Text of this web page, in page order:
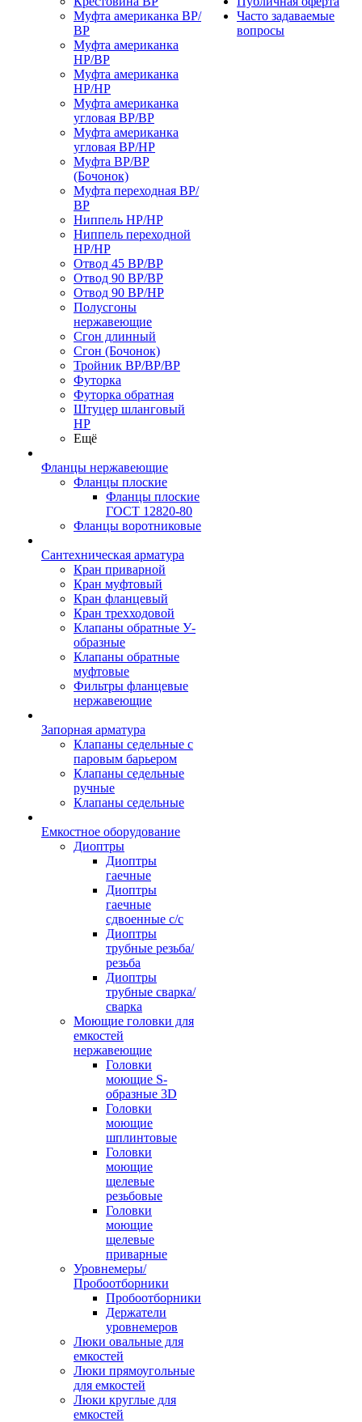
Муфта американка ВР/
ВР
Муфта американка
НР/ВР
Муфта американка
НР/НР
Муфта американка
угловая ВР/ВР
Муфта американка
угловая ВР/НР
Муфта ВР/ВР
(Бочонок)
Муфта переходная ВР/
ВР
Ниппель НР/НР
Ниппель переходной
НР/НР
Отвод 45 ВР/ВР
Отвод 90 ВР/ВР
Отвод 90 ВР/НР
Полусгоны
нержавеющие
Сгон длинный
Сгон (Бочонок)
Тройник ВР/ВР/ВР
Футорка
Футорка обратная
Штуцер шланговый
НР
Ещё
Фланцы нержавеющие
Фланцы плоские
Фланцы плоские
ГОСТ 12820-80
Фланцы воротниковые
Сантехническая арматура
Кран приварной
Кран муфтовый
Кран фланцевый
Кран трехходовой
Клапаны обратные У-
образные
Клапаны обратные
муфтовые
Фильтры фланцевые
нержавеющие
Запорная арматура
Клапаны седельные с
паровым барьером
Клапаны седельные
ручные
Клапаны седельные
Емкостное оборудование
Диоптры
Диоптры
гаечные
Диоптры
гаечные
сдвоенные c/c
Диоптры
трубные резьба/
резьба
Диоптры
трубные сварка/
сварка
Моющие головки для
емкостей
нержавеющие
Головки
моющие S-
образные 3D
Головки
моющие
шплинтовые
Головки
моющие
щелевые
резьбовые
Головки
моющие
щелевые
приварные
Уровнемеры/
Пробоотборники
Пробоотборники
Держатели
уровнемеров
Люки овальные для
емкостей
Люки прямоугольные
для емкостей
Люки круглые для
емкостей
Часто задаваемые
вопросы